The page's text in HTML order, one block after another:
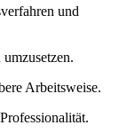
und
Arbeitsweise.